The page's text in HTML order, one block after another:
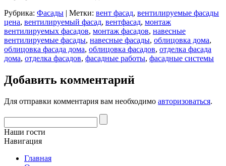
Рубрика: Фасады | Метки: вент фасад, вентилируемые фасады
цена, вентилируемый фасад, вентфасад, монтаж
вентилируемых фасадов, монтаж фасадов, навесные
вентилируемые фасады, навесные фасады, облицовка дома,
облицовка фасада дома, облицовка фасадов, отделка фасада
дома, отделка фасадов, фасадные работы, фасадные системы
Добавить комментарий
Для отправки комментария вам необходимо авторизоваться.
Наши гости
Навигация
Главная